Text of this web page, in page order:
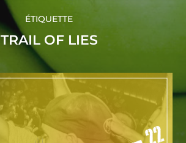
ÉTIQUETTE
TRAIL OF LIES